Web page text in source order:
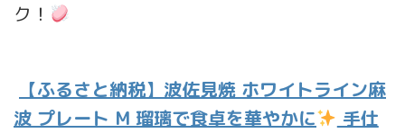
ク！
【ふるさと納税】波佐見焼 ホワイトライン麻
波 プレート M 瑠璃で食卓を華やかに
手仕